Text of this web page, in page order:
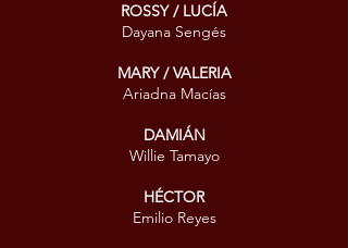
ROSSY / LUCÍA
Dayana Sengés
MARY / VALERIA
Ariadna Macías
DAMIÁN
Willie Tamayo
HÉCTOR
Emilio Reyes